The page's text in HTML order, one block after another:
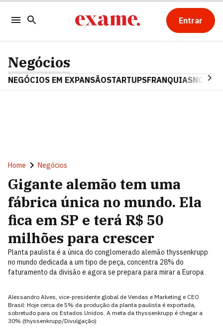
Entrar
Negócios
NEGÓCIOS EM EXPANSÃOSTARTUPSFRANQUIAS
Home Negócios
Gigante alemão tem uma
fábrica única no mundo. Ela
fica em SP e terá R$ 50
milhões para crescer
Planta paulista é a única do conglomerado alemão thyssenkrupp
no mundo dedicada a um tipo de peça, concentra 28% do
faturamento da divisão e agora se prepara para mirar a Europa
Alessandro Alves, vice-presidente global de Vendas e Marketing e CEO
Brasil: Hoje cerca de 5% da produção da planta paulista é exportada,
sobretudo para os Estados Unidos. A meta da thyssenkrupp é chegar a
30% (thyssenkrupp/Divulgação)